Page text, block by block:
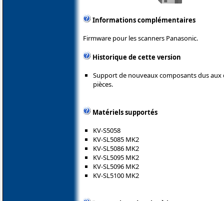
Informations complémentaires
Firmware pour les scanners Panasonic.
Historique de cette version
Support de nouveaux composants dus
pièces.
Matériels supportés
KV-S5058
KV-SL5085 MK2
KV-SL5086 MK2
KV-SL5095 MK2
KV-SL5096 MK2
KV-SL5100 MK2